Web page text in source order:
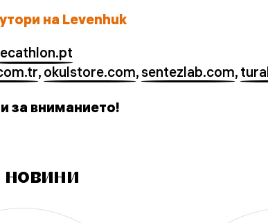
на Levenhuk
, okulstore.com, sentezlab.com,
за вниманието!
новини